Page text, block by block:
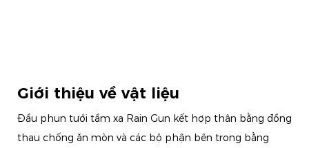
Giới thiệu về vật liệu
Đầu phun tưới tầm xa Rain Gun kết hợp thân bằng đồng
thau chống ăn mòn và các bộ phận bên trong bằng